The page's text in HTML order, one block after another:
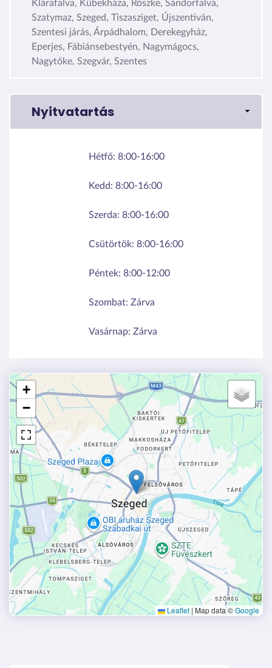
Klárafalva, Kübekháza, Röszke, Sándorfalva,
Szatymaz, Szeged, Tiszasziget, Újszentiván,
Szentesi járás, Árpádhalom, Derekegyház,
Eperjes, Fábiánsebestyén, Nagymágocs,
Nagytőke, Szegvár, Szentes
Nyitvatartás
Hétfő: 8:00-16:00
Kedd: 8:00-16:00
Szerda: 8:00-16:00
Csütörtök: 8:00-16:00
Péntek: 8:00-12:00
Szombat: Zárva
Vasárnap: Zárva
+
−
Leaflet | Map data ©Google